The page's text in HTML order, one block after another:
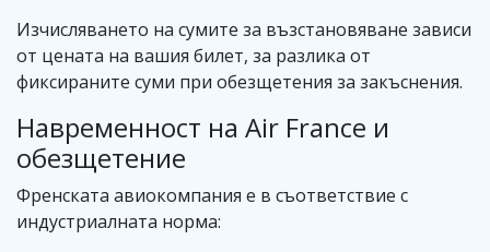
Изчисляването на сумите за възстановяване зависи
от цената на вашия билет, за разлика от
фиксираните суми при обезщетения за закъснения.
Навременност на Air France и
обезщетение
Френската авиокомпания е в съответствие с
индустриалната норма: